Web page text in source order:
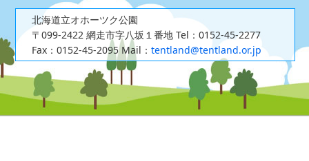
北海道立オホーツク公園
〒099-2422 網走市字八坂１番地 Tel：0152-45-2277
Fax：0152-45-2095Mail： tentland@tentland.or.jp